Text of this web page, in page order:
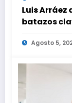
Luis Arráez
batazos
ante
Agosto 5,